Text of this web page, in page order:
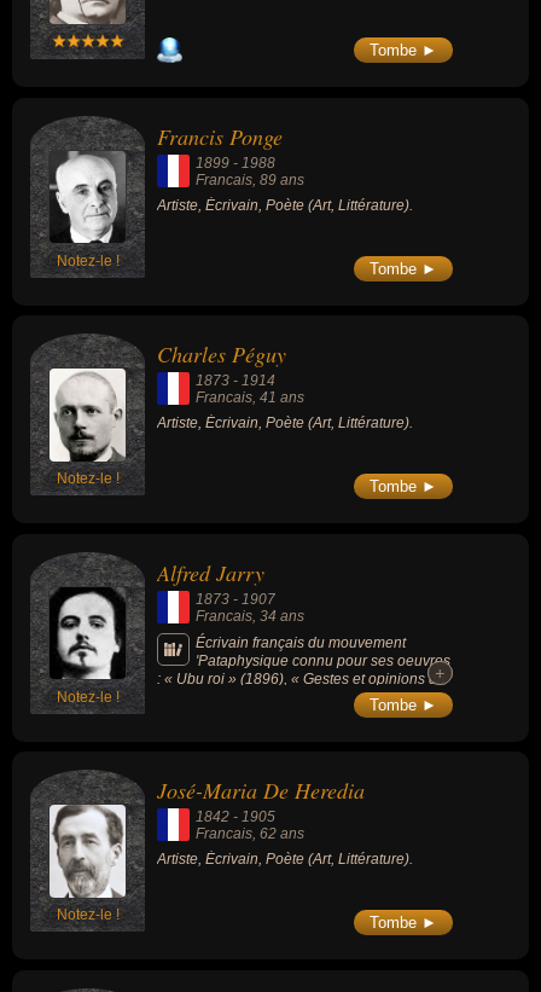
Tombe ►
Notez-le !
Francis Ponge
1899 - 1988
Francais , 89 ans
Artiste, Écrivain, Poète (Art, Littérature).
Tombe ►
Notez-le !
Charles Péguy
1873 - 1914
Francais, 41 ans
Artiste, Écrivain, Poète (Art, Littérature).
Tombe ►
Notez-le !
Alfred Jarry
1873 - 1907
Francais , 34 ans
Écrivain français du mouvement
'Pataphysique connu pour ses oeuvres
: « Ubu roi » (1896), « Gestes et opinions du
docteur Faustroll, pataphysicien » (1911), «
L'Amour absolu » (1899), « Ubu enchaîné »
+
+
Tombe ►
Notez-le !
José-Maria De Heredia
1842 - 1905
Francais, 62 ans
Artiste, Écrivain, Poète (Art, Littérature).
Tombe ►